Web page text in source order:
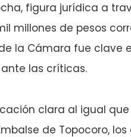
figura jurídica a
millones de pesos
la Cámara fue clave
las críticas.
clara al igual
de Topocoro,